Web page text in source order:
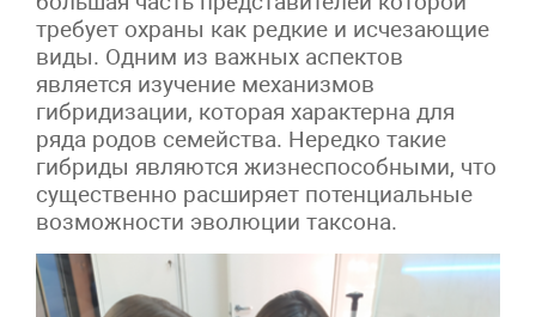
требует охраны как редкие и исчезающие
виды. Одним из важных аспектов
является изучение механизмов
гибридизации, которая характерна для
ряда родов семейства. Нередко такие
гибриды являются жизнеспособными, что
существенно расширяет потенциальные
возможности эволюции таксона.